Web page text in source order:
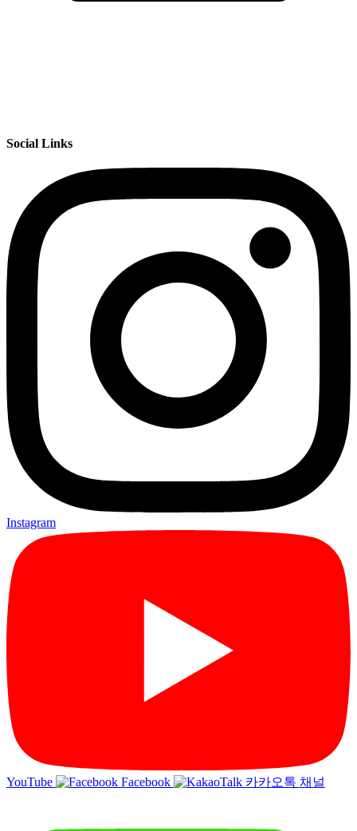
Social Links
Instagram
YouTube Facebook 카카오톡 채널